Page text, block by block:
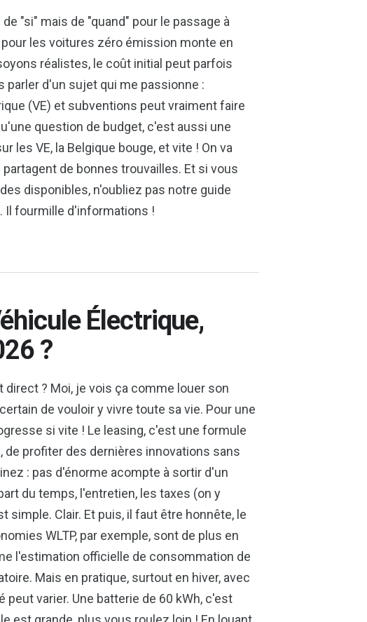
"si" mais de "quand" pour le passage à
les voitures zéro émission monte en
réalistes, le coût initial peut parfois
parler d'un sujet qui me passionne :
(VE) et subventions peut vraiment faire
question de budget, c'est aussi une
les VE, la Belgique bouge, et vite ! On va
de bonnes trouvailles. Et si vous
disponibles, n'oubliez pas notre guide
. Il fourmille d'informations !
Électrique,
?
? Moi, je vois ça comme louer son
de vouloir y vivre toute sa vie. Pour une
si vite ! Le leasing, c'est une formule
de profiter des dernières innovations sans
: pas d'énorme acompte à sortir d'un
du temps, l'entretien, les taxes (on y
Clair. Et puis, il faut être honnête, le
WLTP, par exemple, sont de plus en
l'estimation officielle de consommation de
Mais en pratique, surtout en hiver, avec
varier. Une batterie de 60 kWh, c'est